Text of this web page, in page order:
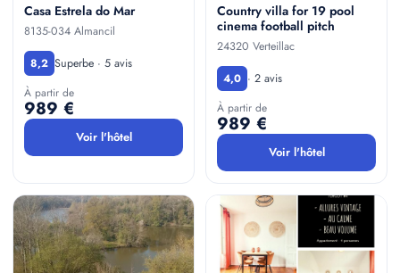
Casa Estrela do Mar
8135-034 Almancil
8,2 Superbe · 5 avis
À partir de
989 €
Voir l'hôtel
Country villa for 19 pool
cinema football pitch
24320 Verteillac
4,0 · 2 avis
À partir de
989 €
Voir l'hôtel